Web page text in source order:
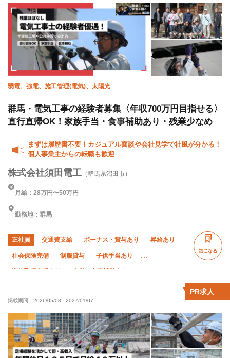
50代以上活躍中 外国人活躍中 夏季休暇
年末年始休暇 直帰・直行OK 完全週休二日制
土日休み 車・バイク通勤OK
弱電、強電、施工管理(電気)、太陽光
群馬・電気工事の経験者募集〈年収700万円目指せる〉
直行直帰OK！家族手当・食事補助あり・残業少なめ
まずは履歴書不要！カジュアル面談や会社見学で社風が分かる！
個人事業主からの転職も歓迎
株式会社須田電工 （群馬県沼田市）
月給：28万円〜50万円
勤務地：群馬
正社員 交通費支給 ボーナス・賞与あり 昇給あり
社会保険完備 制服貸与 子供手当あり
資格取得支援あり 食堂・食事補助あり
未経験OK 経験者優遇
50代以上活躍中 60代以上活躍中 夏季休暇
年末年始休暇 車・バイク通勤OK 転勤なし
残業月10時間以下 直帰・直行OK 残業月20時間以下
気になる
掲載期間： 2026/05/08 - 2027/01/07
PR求人